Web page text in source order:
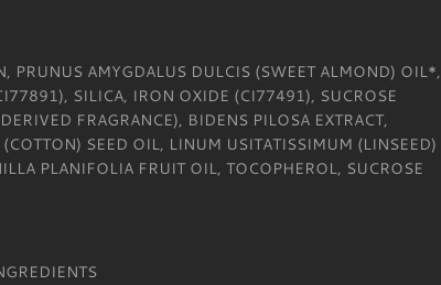
AMYGDALUS DULCIS (SWEET ALMOND) OIL*,
SILICA, IRON OXIDE (CI77491), SUCROSE
FRAGRANCE), BIDENS PILOSA EXTRACT,
SEED OIL, LINUM USITATISSIMUM (LINSEED)
PLANIFOLIA FRUIT OIL, TOCOPHEROL, SUCROSE